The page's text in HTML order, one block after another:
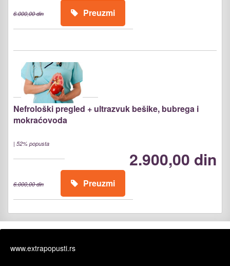
6.000,00 din Preuzmi
Nefrološki pregled + ultrazvuk bešike, bubrega i
mokraćovoda
| 52% popusta
2.900,00 din
6.000,00 din Preuzmi
www.extrapopusti.rs